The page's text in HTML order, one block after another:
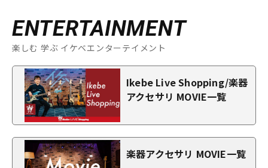
ENTERTAINMENT
楽しむ 学ぶ イケベエンターテイメント
Ikebe Live Shopping/楽器
アクセサリ MOVIE一覧
楽器アクセサリ MOVIE一覧